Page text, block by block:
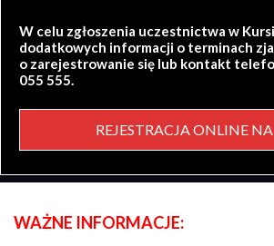
W celu zgłoszenia uczestnictwa w
dodatkowych informacji o terminach
o zarejestrowanie się lub kontakt
055 555.
REJESTRACJA ONLINE
WAŻNE INFORMACJE: